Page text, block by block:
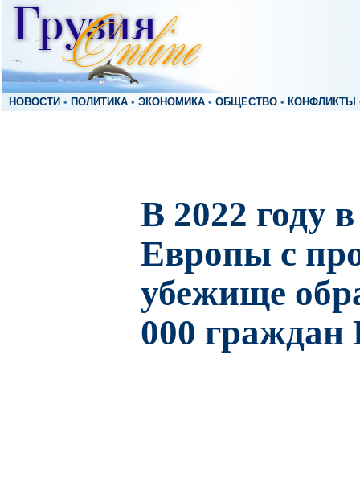
НОВОСТИ • ПОЛИТИКА • ЭКОНОМИКА • ОБЩЕСТВО • КОНФЛИКТЫ
В 2022 году
Европы с
убежище
000 граждан